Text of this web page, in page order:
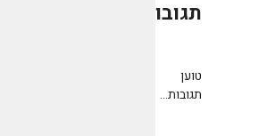
תגובות
טוען
תגובות...